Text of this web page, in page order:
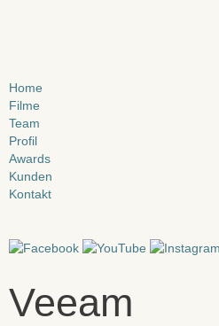
Home
Filme
Team
Profil
Awards
Kunden
Kontakt
Veeam